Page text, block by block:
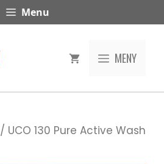
Menu
MENY
/ UCO 130 Pure Active Wash